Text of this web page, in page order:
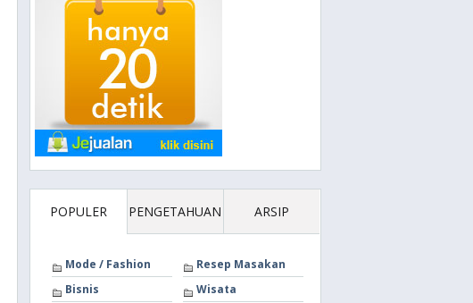
POPULER PENGETAHUAN ARSIP
Mode / Fashion
Resep Masakan
Bisnis
Wisata